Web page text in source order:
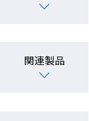
関連製品